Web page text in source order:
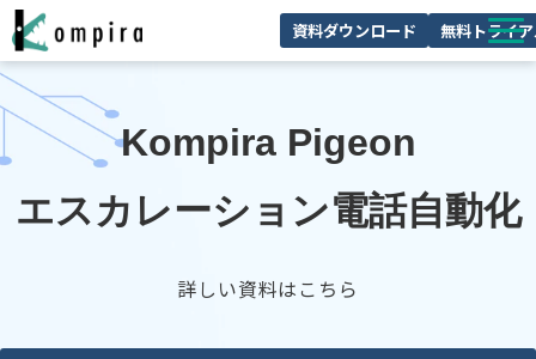
資料ダウンロード 無料トライ
サービス一覧
お客様の声
技術情報
Kompira Pigeon
エスカレーション電話自動化
詳しい資料はこちら